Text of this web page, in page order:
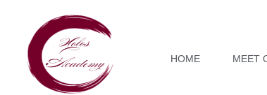
HOME MEET